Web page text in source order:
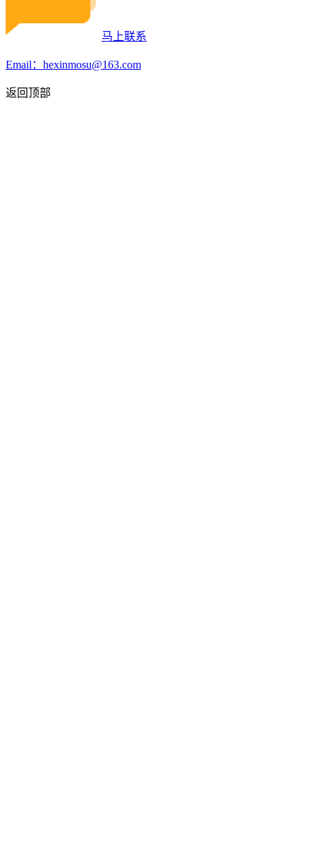
马上联系
Email：hexinmosu@163.com
返回顶部